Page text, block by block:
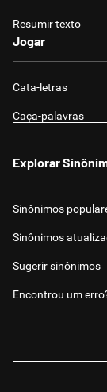
Resumir texto
Jogar
Cata-letras
Caça-palavras
Explorar
Sinônimos
Sinônimos
Sugerir sinônimos
Encontrou um